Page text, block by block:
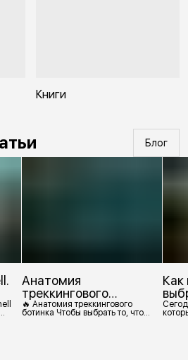
Книги
Блог
Анатомия
треккингового
ботинка
🔥 Анатомия треккингового
ботинка Чтобы выбрать то, что
Как